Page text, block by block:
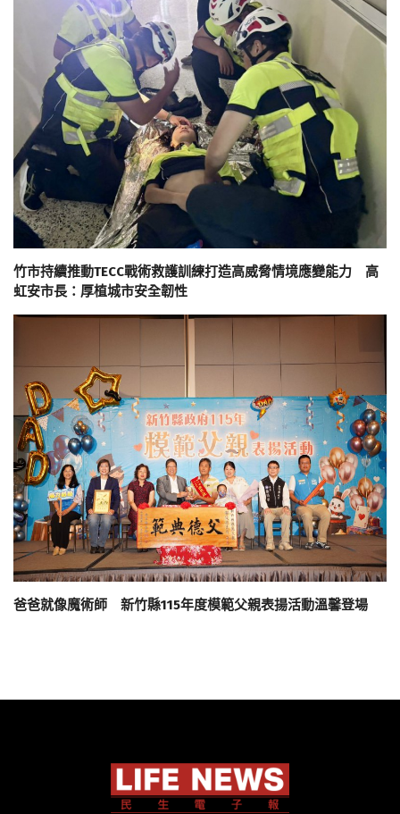
竹市持續推動TECC戰術救護訓練打造高威脅情境應變能力 高
虹安市長：厚植城市安全韌性
爸爸就像魔術師 新竹縣115年度模範父親表揚活動溫馨登場